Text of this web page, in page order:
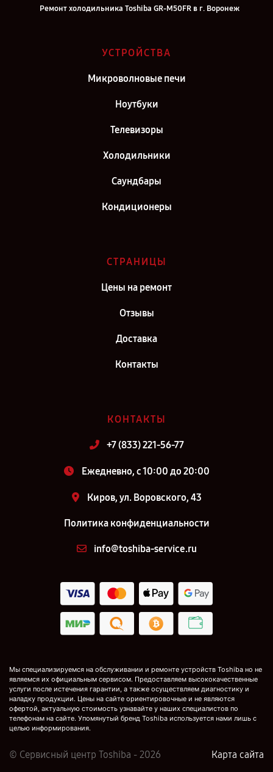
Ремонт холодильника Toshiba GR-M50FR в г. Воронеж
Ремонт холодильника Toshiba GR-M50FR в г. Самара
Ремонт холодильника Toshiba GR-M50FR в г. Санкт-Петербург
УСТРОЙСТВА
Микроволновые печи
Ноутбуки
Телевизоры
Холодильники
Саундбары
Кондиционеры
СТРАНИЦЫ
Цены на ремонт
Отзывы
Доставка
Контакты
КОНТАКТЫ
+7 (833) 221-56-77
Ежедневно, с 10:00 до 20:00
Киров, ул. Воровского, 43
Политика конфиденциальности
info@toshiba-service.ru
Мы специализируемся на обслуживании и ремонте устройств Toshiba но не
являемся их официальным сервисом. Предоставляем высококачественные
услуги после истечения гарантии, а также осуществляем диагностику и
наладку продукции. Цены на сайте ориентировочные и не являются
офертой, актуальную стоимость узнавайте у наших специалистов по
телефонам на сайте. Упомянутый бренд Toshiba используется нами лишь с
целью информирования.
© Сервисный центр Toshiba - 2026 Карта сайта